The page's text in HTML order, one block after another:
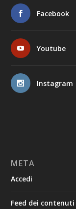
Facebook
Youtube
Instagram
META
Accedi
Feed dei contenuti